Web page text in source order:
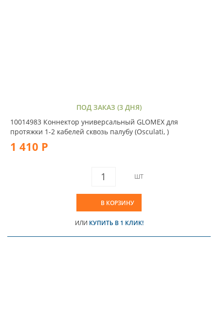
ПОД ЗАКАЗ (3 ДНЯ)
10014983 Коннектор универсальный GLOMEX для
протяжки 1-2 кабелей сквозь палубу (Osculati, )
1 410 Р
ШТ
В КОРЗИНУ
ИЛИ КУПИТЬ В 1 КЛИК!